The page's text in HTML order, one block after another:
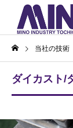
当社の技術
ダイカスト/